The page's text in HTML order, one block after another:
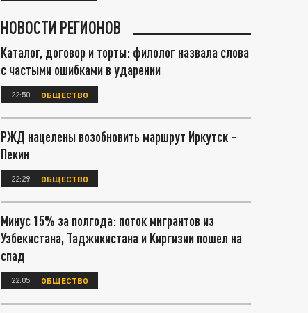
НОВОСТИ РЕГИОНОВ
Каталог, договор и торты: филолог назвала слова
с частыми ошибками в ударении
22:50 ОБЩЕСТВО
РЖД нацелены возобновить маршрут Иркутск –
Пекин
22:29 ОБЩЕСТВО
Минус 15% за полгода: поток мигрантов из
Узбекистана, Таджикистана и Киргизии пошел на
спад
22:05 ОБЩЕСТВО